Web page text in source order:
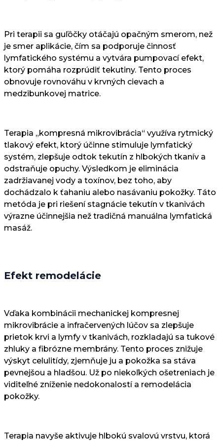
Pri terapii sa guľôčky otáčajú opačným smerom, než
je smer aplikácie, čím sa podporuje činnosť
lymfatického systému a vytvára pumpovací efekt,
ktorý pomáha rozprúdiť tekutiny. Tento proces
obnovuje rovnováhu v krvných cievach a
medzibunkovej matrice.
Terapia „kompresná mikrovibrácia“ využíva rytmický
tlakový efekt, ktorý účinne stimuluje lymfatický
systém, zlepšuje odtok tekutín z hlbokých tkanív a
odstraňuje opuchy. Výsledkom je eliminácia
zadržiavanej vody a toxínov, bez toho, aby
dochádzalo k ťahaniu alebo nasávaniu pokožky. Táto
metóda je pri riešení stagnácie tekutín v tkanivách
výrazne účinnejšia než tradičná manuálna lymfatická
masáž.
Efekt remodelácie
Vďaka kombinácii mechanickej kompresnej
mikrovibrácie a infračervených lúčov sa zlepšuje
prietok krvi a lymfy v tkanivách, rozkladajú sa tukové
zhluky a fibrózne membrány. Tento proces znižuje
výskyt celulitídy, zjemňuje ju a pokožka sa stáva
pevnejšou a hladšou. Už po niekoľkých ošetreniach je
viditeľné zníženie nedokonalostí a remodelácia
pokožky.
Terapia navyše aktivuje hlbokú svalovú vrstvu, ktorá